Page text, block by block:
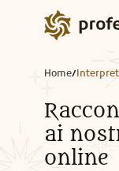
Home/
ai
online